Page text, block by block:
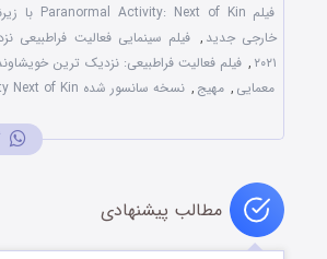
فیلم Paranormal Activity: Next of Kin با زیرنویس چسبیده
خارجی جدید , فیلم سینمایی فعالیت فراطبیعی
۲۰۲۱ , فیلم فعالیت فراطبیعی: نزدیک‌ ترین خویشاوند 2021 دوبله
معمایی , مهیج , نسخه سانسور شده Paranormal Activity Next of Kin
مطالب پیشنهادی